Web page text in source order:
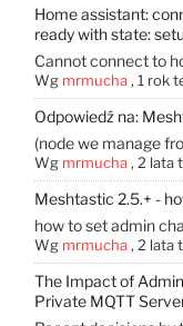
Home assistant:
ready with state:
Cannot connect to
Wg mrmucha , 1 rok
Odpowiedź na:
(node ​​we manage
Wg mrmucha , 2 lata
Meshtastic 2.5.+ -
how to set admin
Wg mrmucha , 2 lata
The Impact of
Private MQTT